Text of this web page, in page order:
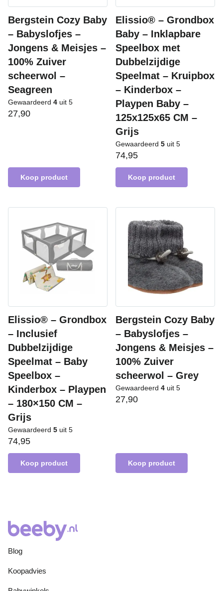
Bergstein Cozy Baby
– Babyslofjes –
Jongens & Meisjes –
100% Zuiver
scheerwol –
Seagreen
Gewaardeerd 4 uit 5
27,90
Koop product
Elissio® – Grondbox
Baby – Inklapbare
Speelbox met
Dubbelzijdige
Speelmat – Kruipbox
– Kinderbox –
Playpen Baby –
125x125x65 CM –
Grijs
Gewaardeerd 5 uit 5
74,95
Koop product
Elissio® – Grondbox
– Inclusief
Dubbelzijdige
Speelmat – Baby
Speelbox –
Kinderbox – Playpen
– 180×150 CM –
Grijs
Gewaardeerd 5 uit 5
74,95
Koop product
Bergstein Cozy Baby
– Babyslofjes –
Jongens & Meisjes –
100% Zuiver
scheerwol – Grey
Gewaardeerd 4 uit 5
27,90
Koop product
Blog
Koopadvies